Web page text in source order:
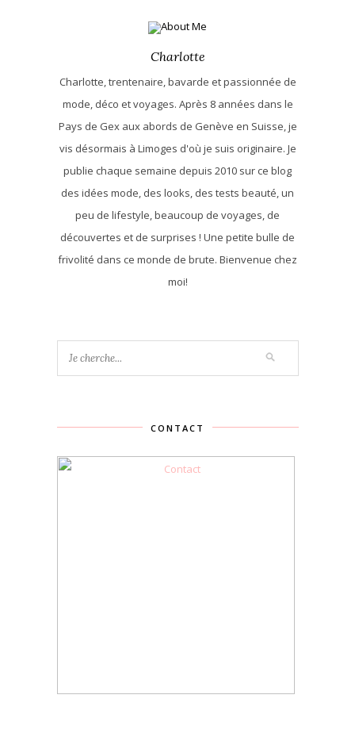
Charlotte
Charlotte, trentenaire, bavarde et passionnée de
mode, déco et voyages. Après 8 années dans le
Pays de Gex aux abords de Genève en Suisse, je
vis désormais à Limoges d'où je suis originaire. Je
publie chaque semaine depuis 2010 sur ce blog
des idées mode, des looks, des tests beauté, un
peu de lifestyle, beaucoup de voyages, de
découvertes et de surprises ! Une petite bulle de
frivolité dans ce monde de brute. Bienvenue chez
moi!
CONTACT